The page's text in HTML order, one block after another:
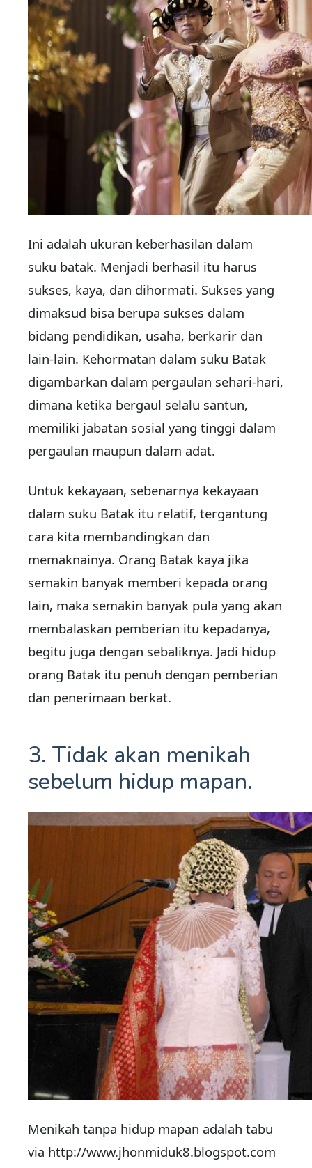
Ini adalah ukuran keberhasilan dalam
suku batak. Menjadi berhasil itu harus
sukses, kaya, dan dihormati. Sukses yang
dimaksud bisa berupa sukses dalam
bidang pendidikan, usaha, berkarir dan
lain-lain. Kehormatan dalam suku Batak
digambarkan dalam pergaulan sehari-hari,
dimana ketika bergaul selalu santun,
memiliki jabatan sosial yang tinggi dalam
pergaulan maupun dalam adat.
Untuk kekayaan, sebenarnya kekayaan
dalam suku Batak itu relatif, tergantung
cara kita membandingkan dan
memaknainya. Orang Batak kaya jika
semakin banyak memberi kepada orang
lain, maka semakin banyak pula yang akan
membalaskan pemberian itu kepadanya,
begitu juga dengan sebaliknya. Jadi hidup
orang Batak itu penuh dengan pemberian
dan penerimaan berkat.
3. Tidak akan menikah
sebelum hidup mapan.
Menikah tanpa hidup mapan adalah tabu
via http://www.jhonmiduk8.blogspot.com